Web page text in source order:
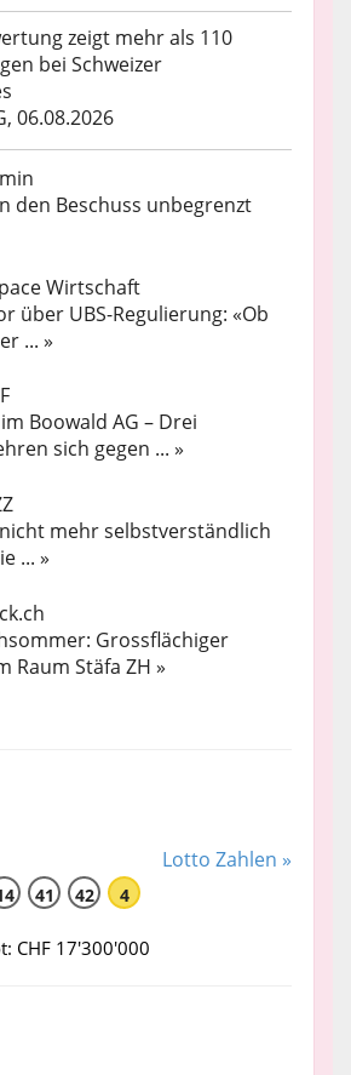
zeigt mehr als 110
bei Schweizer
06.08.2026
den Beschuss unbegrenzt
über UBS-Regulierung: «Ob
... »
Boowald AG – Drei
sich gegen ... »
mehr selbstverständlich
... »
Grossflächiger
Raum Stäfa ZH »
Lotto Zahlen »
41 42 4
CHF 17'300'000